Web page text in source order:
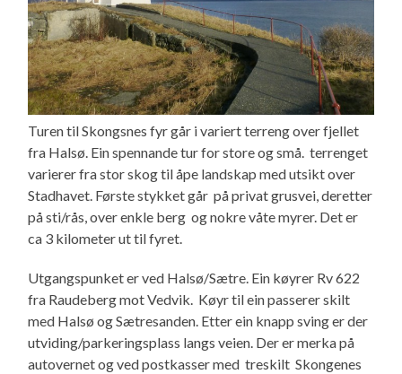
Turen til Skongsnes fyr går i variert terreng over fjellet
fra Halsø. Ein spennande tur for store og små. terrenget
varierer fra stor skog til åpe landskap med utsikt over
Stadhavet. Første stykket går på privat grusvei, deretter
på sti/rås, over enkle berg og nokre våte myrer. Det er
ca 3 kilometer ut til fyret.
Utgangspunket er ved Halsø/Sætre. Ein køyrer Rv 622
fra Raudeberg mot Vedvik. Køyr til ein passerer skilt
med Halsø og Sætresanden. Etter ein knapp sving er der
utviding/parkeringsplass langs veien. Der er merka på
autovernet og ved postkasser med treskilt Skongenes